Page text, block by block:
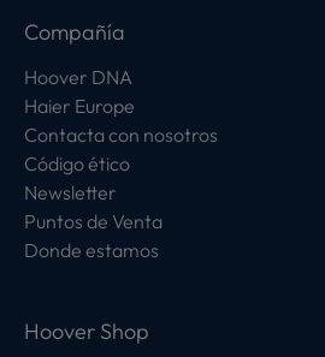
Compañía
Hoover DNA
Haier Europe
Contacta con nosotros
Código ético
Newsletter
Puntos de Venta
Donde estamos
Hoover Shop